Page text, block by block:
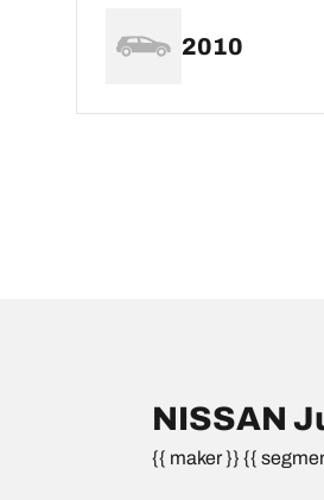
2010
NISSAN
{{ maker }} {{